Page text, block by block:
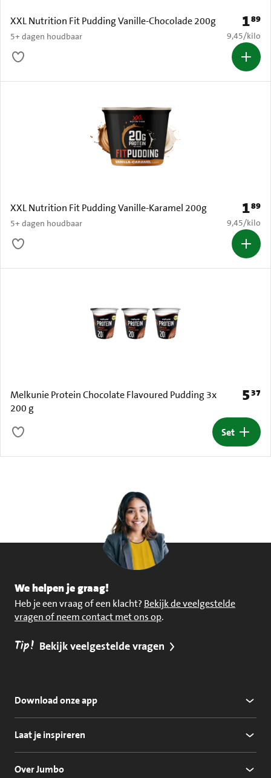
XXL Nutrition Fit Pudding Vanille-Chocolade 200g
5+ dagen houdbaar
Prijs:
189
€ 9,45 per
9,45/kilo
XXL Nutrition Fit Pudding Vanille-Karamel 200g
5+ dagen houdbaar
Prijs:
189
€ 9,45 per
9,45/kilo
Melkunie Protein Chocolate Flavoured Pudding 3x
200 g
Prijs:
537
Set
Set
We helpen je graag!
Heb je een vraag of een klacht? Bekijk de veelgestelde
vragen of neem contact met ons op.
Tip! Bekijk veelgestelde vragen
Download onze app
Laat je inspireren
Over Jumbo